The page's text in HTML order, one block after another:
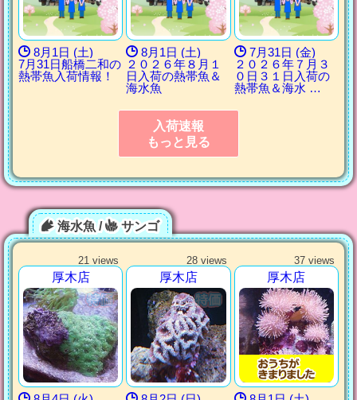
8月1日 (土)
7月31日船橋二和の
熱帯魚入荷情報！
8月1日 (土)
２０２６年８月１
日入荷の熱帯魚＆
海水魚
7月31日 (金)
２０２６年７月３
０日３１日入荷の
熱帯魚＆海水 …
入荷速報
もっと見る
海水魚 / サンゴ
21 views
厚木店
28 views
厚木店
37 views
厚木店